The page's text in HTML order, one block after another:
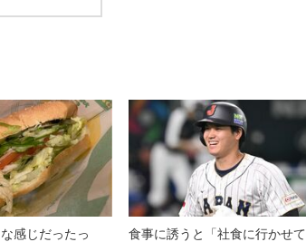
な感じだったっ
食事に誘うと「社食に行かせて